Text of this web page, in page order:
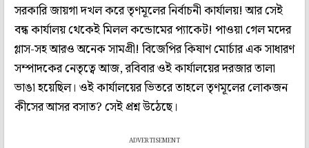
সরকারি জায়গা দখল করে তৃণমূলের নির্বাচনী কার্যালয়! আর সেই
বন্ধ কার্যালয় থেকেই মিলল কন্ডোমের প্যাকেট! পাওয়া গেল মদের
গ্লাস-সহ আরও অনেক সামগ্রী! বিজেপির কিষাণ মোর্চার এক সাধারণ
সম্পাদকের নেতৃত্বে আজ, রবিবার ওই কার্যালয়ের দরজার তালা
ভাঙা হয়েছিল। ওই কার্যালয়ের ভিতরে তাহলে তৃণমূলের লোকজন
কীসের আসর বসাত? সেই প্রশ্ন উঠেছে।
ADVERTISEMENT